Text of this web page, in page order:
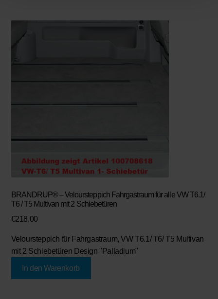
BRANDRUP® – Veloursteppich Fahrgastraum für alle VW T6.1/
T6 / T5 Multivan mit 2 Schiebetüren
€218,00
Veloursteppich für Fahrgastraum, VW T6.1/ T6/ T5 Multivan
mit 2 Schiebetüren Design "Palladium"
In den Warenkorb